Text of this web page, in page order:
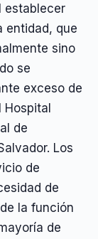
establecer
entidad, que
sino
se
exceso de
Hospital
de
Los
de
de
la función
de